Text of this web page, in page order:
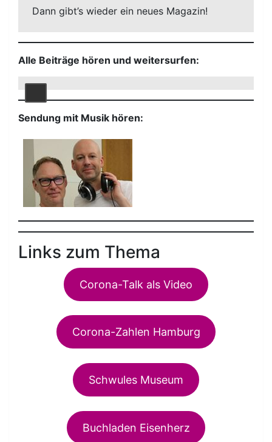
Dann gibt’s wieder ein neues Magazin!
Alle Beiträge hören und weitersurfen:
Sendung mit Musik hören:
Links zum Thema
Corona-Talk als Video
Corona-Zahlen Hamburg
Schwules Museum
Buchladen Eisenherz